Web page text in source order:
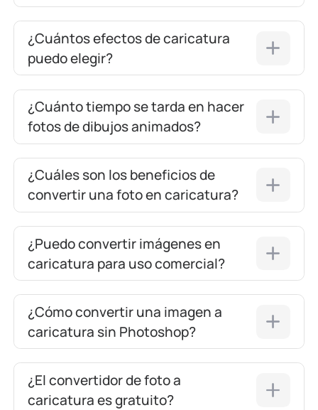
¿Cuántos efectos de caricatura
puedo elegir?
¿Cuánto tiempo se tarda en hacer
fotos de dibujos animados?
¿Cuáles son los beneficios de
convertir una foto en caricatura?
¿Puedo convertir imágenes en
caricatura para uso comercial?
¿Cómo convertir una imagen a
caricatura sin Photoshop?
¿El convertidor de foto a
caricatura es gratuito?